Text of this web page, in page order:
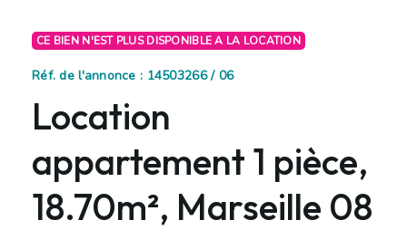
CE BIEN N'EST PLUS DISPONIBLE A LA LOCATION
Réf. de l'annonce : 14503266 / 06
Location
appartement 1 pièce,
18.70m², Marseille 08